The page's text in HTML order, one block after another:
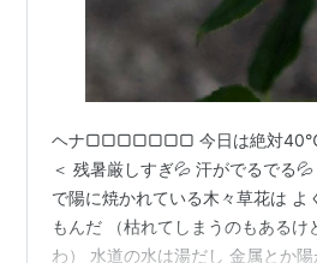
ヘナ▢▢▢▢▢▢▢ 今日は絶対40℃
＜ 残暑厳しすぎ💦 汗がでるでる
で陽に焼かれている木々草花は よ
もんだ （枯れてしまうのもあるけ
わ） 水道の水は湯だし 金属とか